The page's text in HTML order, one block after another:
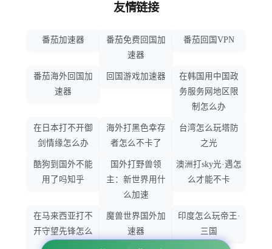
友情链接
番茄加速器
番茄免费回国加
速器
番茄回国VPN
番茄海外回国加
速器
回国游戏加速器
在韩国用中国政
务服务网地区限
制怎么办
在日本打不开御
剑情缘怎么办
海外打黑色幸存
者怎么不卡了
台湾怎么玩塔防
之光
酷狗到国外不能
用了吗知乎
国外打野兽领
主：新世界用什
么加速
澳洲打sky光·遇怎
么才能不卡
在马来西亚打不
开守望先锋怎么
魔兽世界国外加
速器
印度怎么玩帝王·
三国